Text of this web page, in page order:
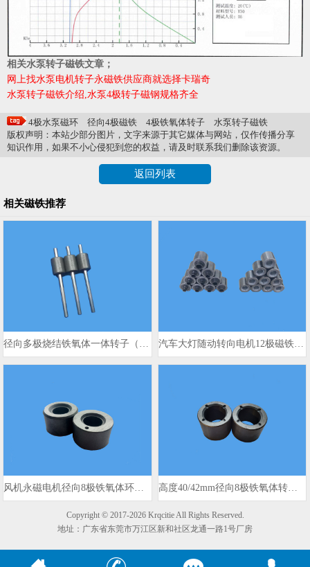
相关水泵转子磁铁文章；
网上找水泵电机转子永磁铁供应商就选择卡瑞奇
水泵转子磁铁介绍,水泵4极转子磁钢规格齐全
4极水泵磁环 径向4极磁铁 4极铁氧体转子
水泵转子磁铁
版权声明：本站少部分图片，文字来源于其它媒体与网站，仅作传播分享
知识作用，如果不小心侵犯到您的权益，请及时联系我们删除该资源。
返回列表
相关磁铁推荐
径向多极烧结铁氧体一体转子（带钢轴） 汽车大灯随动转向电机12极磁铁 17.7x8.45x16.7mm
Copyright © 2017-2026 Krqcitie All Rights Reserved.
地址：广东省东莞市万江区新和社区龙通一路1号厂房